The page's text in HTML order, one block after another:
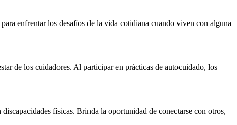
enfrentar los desafíos de la vida cotidiana cuando viven con alguna
de los cuidadores. Al participar en prácticas de autocuidado, los
físicas. Brinda la oportunidad de conectarse con otros,